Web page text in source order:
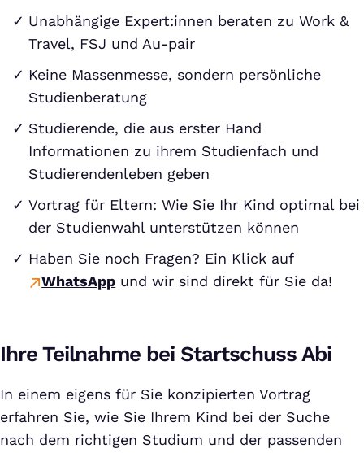
Unabhängige Expert:innen beraten zu Work &
Travel, FSJ und Au-pair
Keine Massenmesse, sondern persönliche
Studienberatung
Studierende, die aus erster Hand
Informationen zu ihrem Studienfach und
Studierendenleben geben
Vortrag für Eltern: Wie Sie Ihr Kind optimal bei
der Studienwahl unterstützen können
Haben Sie noch Fragen? Ein Klick auf
WhatsApp und wir sind direkt für Sie da!
Ihre Teilnahme bei Startschuss Abi
In einem eigens für Sie konzipierten Vortrag
erfahren Sie, wie Sie Ihrem Kind bei der Suche
nach dem richtigen Studium und der passenden